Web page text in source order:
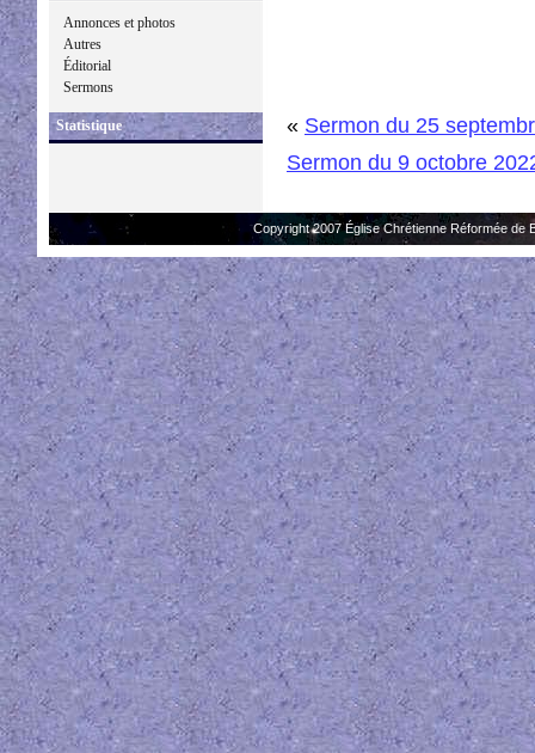
Annonces et photos
Autres
Éditorial
Sermons
Statistique « Sermon du 25
Sermon du 9 octobre
Copyright 2007 Église Chrétienne Réformée de